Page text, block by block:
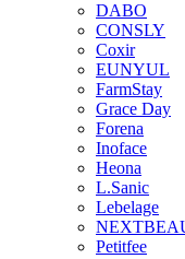
DABO
CONSLY
Coxir
EUNYUL
FarmStay
Grace Day
Forena
Inoface
Heona
L.Sanic
Lebelage
Petitfee